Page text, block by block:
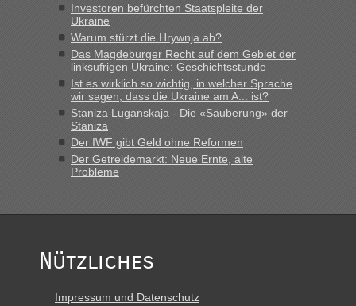
Investoren befürchten Staatspleite der
Ukraine
Warum stürzt die Hrywnja ab?
Das Magdeburger Recht auf dem Gebiet der
linksufrigen Ukraine: Geschichtsstunde
Ist es wirklich so wichtig, in welcher Sprache
wir sagen, dass die Ukraine am A... ist?
Staniza Luganskaja - Die «Säuberung» der
Staniza
Der IWF gibt Geld ohne Reformen
Der Getreidemarkt: Neue Ernte, alte
Probleme
Nützliches
Impressum und Datenschutz